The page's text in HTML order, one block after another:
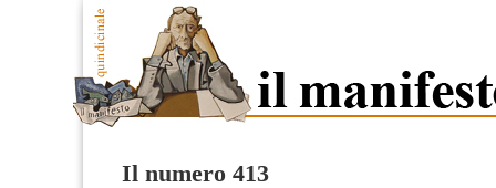
Il numero 413